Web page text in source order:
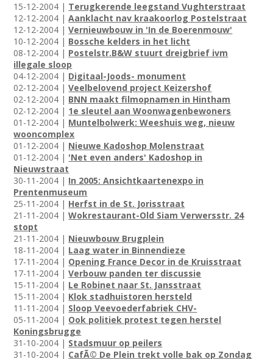
15-12-2004 | Terugkerende leegstand Vughterstraat
12-12-2004 |Aanklacht nav kraakoorlog Postelstraat
12-12-2004 |Vernieuwbouw in 'In de Boerenmouw'
10-12-2004 | Bossche kelders in het licht
08-12-2004 | Postelstr.B&W stuurt dreigbrief ivm
illegale sloop
04-12-2004 | Digitaal-Joods- monument
02-12-2004 |Veelbelovend project Keizershof
02-12-2004 | BNN maakt filmopnamen in Hintham
02-12-2004 | 1e sleutel aan Woonwagenbewoners
01-12-2004 | Muntelbolwerk: Weeshuis weg, nieuw
wooncomplex
01-12-2004 | Nieuwe Kadoshop Molenstraat
01-12-2004 | 'Net even anders' Kadoshop in
Nieuwstraat
30-11-2004 | In 2005: Ansichtkaartenexpo in
Prentenmuseum
25-11-2004 | Herfst in de St. Jorisstraat
21-11-2004 |Wokrestaurant-Old Siam Verwersstr. 24
stopt
21-11-2004 | Nieuwbouw Brugplein
18-11-2004 | Laag water in Binnendieze
17-11-2004 | Opening France Decor in de Kruisstraat
17-11-2004 |Verbouw panden ter discussie
15-11-2004 | Le Robinet naar St. Jansstraat
15-11-2004 | Klok stadhuistoren hersteld
11-11-2004 | Sloop Veevoederfabriek CHV-
05-11-2004 | Ook politiek protest tegen herstel
Koningsbrugge
31-10-2004 | Stadsmuur op peilers
31-10-2004 | CafÃ© De Plein trekt volle bak op Zondag